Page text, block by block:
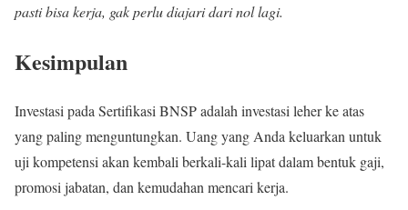
pasti bisa kerja, gak perlu diajari dari nol lagi.
Kesimpulan
Investasi pada Sertifikasi BNSP adalah investasi leher ke atas
yang paling menguntungkan. Uang yang Anda keluarkan untuk
uji kompetensi akan kembali berkali-kali lipat dalam bentuk gaji,
promosi jabatan, dan kemudahan mencari kerja.